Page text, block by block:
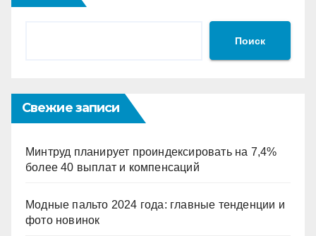
Поиск
Свежие записи
Минтруд планирует проиндексировать на 7,4%
более 40 выплат и компенсаций
Модные пальто 2024 года: главные тенденции и
фото новинок